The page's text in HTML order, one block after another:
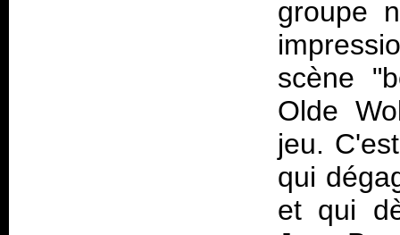
groupe
scène
Olde
jeu.
qui
et qui